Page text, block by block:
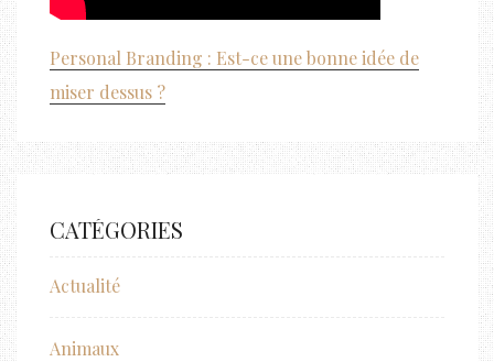
Personal Branding : Est-ce une bonne idée de
miser dessus ?
CATÉGORIES
Actualité
Animaux